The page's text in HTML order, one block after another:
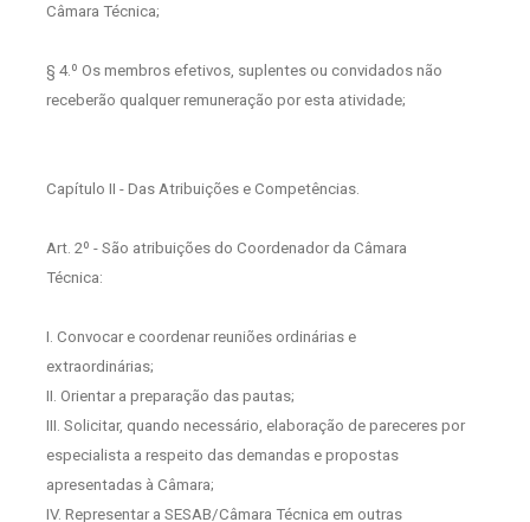
Câmara Técnica;
§ 4.º Os membros efetivos, suplentes ou convidados não
receberão qualquer remuneração por esta atividade;
Capítulo II - Das Atribuições e Competências.
Art. 2º - São atribuições do Coordenador da Câmara
Técnica:
I. Convocar e coordenar reuniões ordinárias e
extraordinárias;
II. Orientar a preparação das pautas;
III. Solicitar, quando necessário, elaboração de pareceres por
especialista a respeito das demandas e propostas
apresentadas à Câmara;
IV. Representar a SESAB/Câmara Técnica em outras